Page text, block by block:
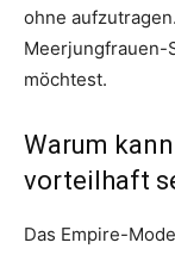
ohne
Meerjungfrauen-
möchtest.
Warum
vorteilhaft
Das Empire-